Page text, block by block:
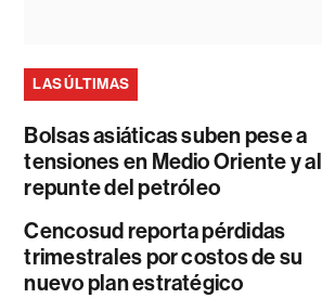
LAS ÚLTIMAS
Bolsas asiáticas suben pese a
tensiones en Medio Oriente y al
repunte del petróleo
Cencosud reporta pérdidas
trimestrales por costos de su
nuevo plan estratégico